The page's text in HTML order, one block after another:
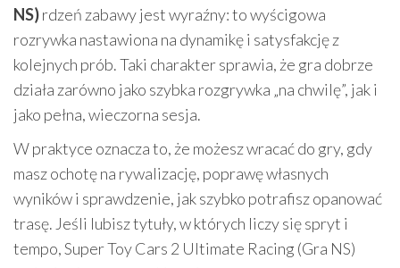
NS)rdzeń zabawy jest wyraźny: to wyścigowa
rozrywka nastawiona na dynamikę i satysfakcję z
kolejnych prób. Taki charakter sprawia, że gra dobrze
działa zarówno jako szybka rozgrywka „na chwilę”, jak i
jako pełna, wieczorna sesja.
W praktyce oznacza to, że możesz wracać do gry, gdy
masz ochotę na rywalizację, poprawę własnych
wyników i sprawdzenie, jak szybko potrafisz opanować
trasę. Jeśli lubisz tytuły, w których liczy się spryt i
tempo, Super Toy Cars 2 Ultimate Racing (Gra NS)